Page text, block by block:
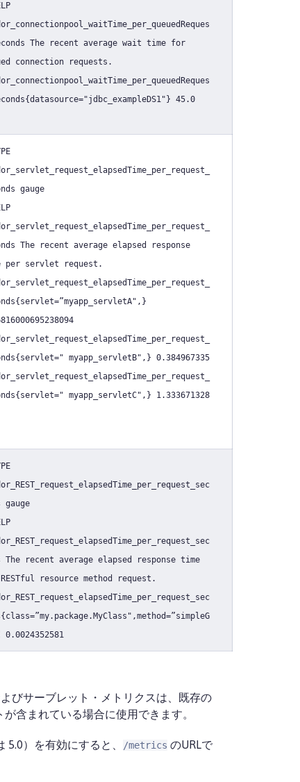
The recent average wait time for
connection requests.
45.0
gauge
The recent average elapsed response
per servlet request.
myapp_servletB",} 0.384967335
myapp_servletC",} 1.333671328
gauge
The recent average elapsed response time
resource method request.
びサーブレット・メトリクスは、既存の
含まれている場合に使用できます。
）を有効にすると、 /metrics のURLで